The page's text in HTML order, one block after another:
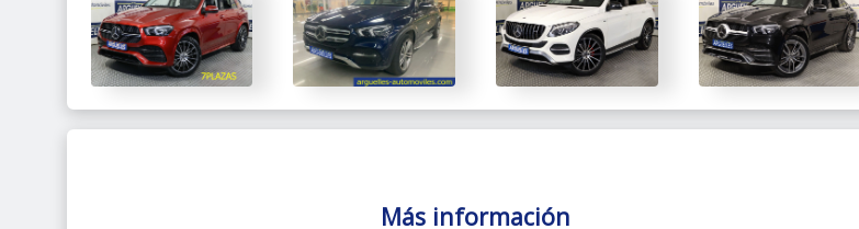
Más información